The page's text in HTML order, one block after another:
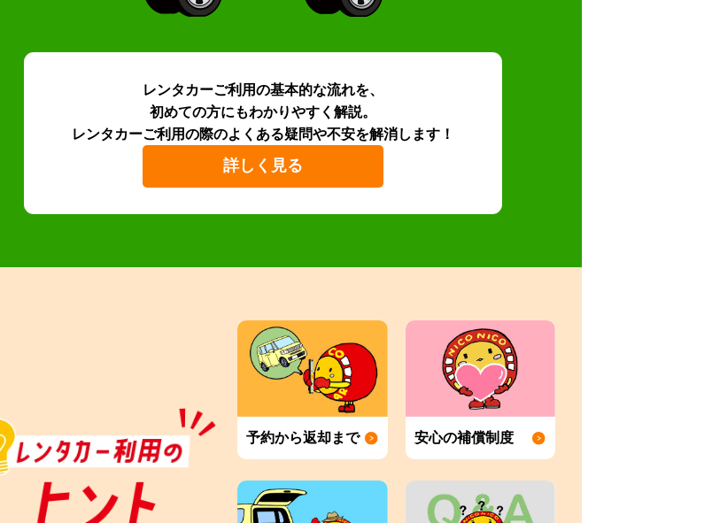
レンタカーご利用の基本的な流れを、
初めての方にもわかりやすく解説。
レンタカーご利用の際のよくある疑問や不安を解消します！
詳しく見る
予約から返却まで 安心の補償制度